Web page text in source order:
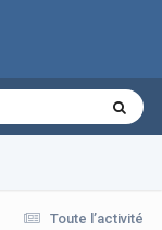
Toute l’activité